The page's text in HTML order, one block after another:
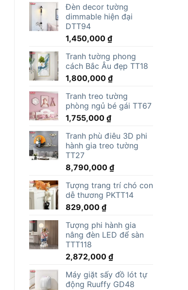
Đèn decor tường
dimmable hiện đại
DTT94
1,450,000 ₫
Tranh tường phong
cách Bắc Âu đẹp TT18
1,800,000 ₫
Tranh treo tường
phòng ngủ bé gái TT67
1,755,000 ₫
Tranh phù điêu 3D phi
hành gia treo tường
TT27
8,790,000 ₫
Tượng trang trí chó con
dễ thương PKTT14
829,000 ₫
Tượng phi hành gia
nâng đèn LED để sàn
TTT118
2,872,000 ₫
Máy giặt sấy đồ lót tự
động Ruuffy GD48